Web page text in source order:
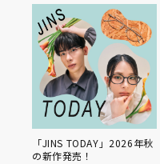
「JINS TODAY」2026年秋
の新作発売！